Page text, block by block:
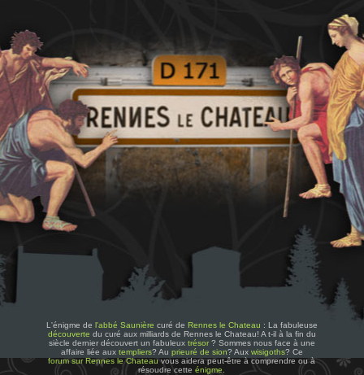
L'énigme de l'abbé Saunière curé de Rennes le Chateau : La fabuleuse
découverte du curé aux milliards de Rennes le Chateau! A t-il à la fin du
siècle dernier découvert un fabuleux trésor? Sommes nous face à une
affaire liée aux templiers? Au prieuré de sion? Aux wisigoths? Ce
forum sur Rennes le Chateauvous aidera peut-être à comprendre ou à
résoudre cetteénigme